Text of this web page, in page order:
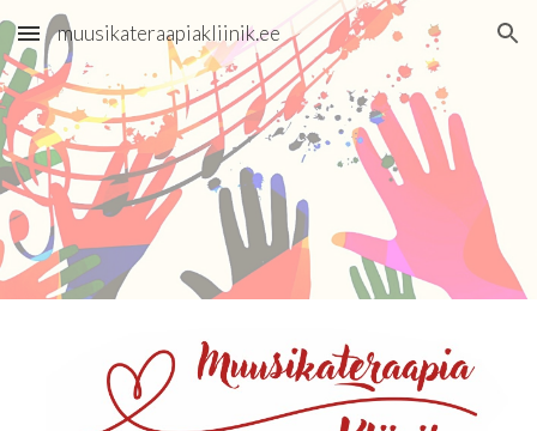
Skip to main content Skip to navigation
muusikateraapiakliinik.ee